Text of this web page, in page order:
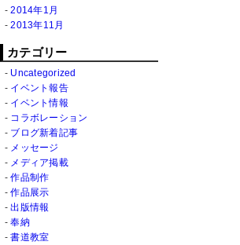
2014年1月
2013年11月
カテゴリー
Uncategorized
イベント報告
イベント情報
コラボレーション
ブログ新着記事
メッセージ
メディア掲載
作品制作
作品展示
出版情報
奉納
書道教室